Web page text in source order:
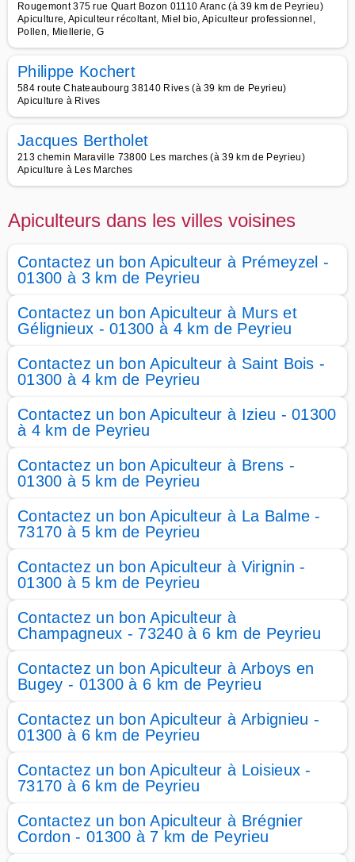
Rougemont 375 rue Quart Bozon 01110 Aranc (à 39 km de Peyrieu)
Apiculture, Apiculteur récoltant, Miel bio, Apiculteur professionnel,
Pollen, Miellerie, G
Philippe Kochert
584 route Chateaubourg 38140 Rives (à 39 km de Peyrieu)
Apiculture à Rives
Jacques Bertholet
213 chemin Maraville 73800 Les marches (à 39 km de Peyrieu)
Apiculture à Les Marches
Apiculteurs dans les villes voisines
Contactez un bon Apiculteur à Prémeyzel -
01300 à 3 km de Peyrieu
Contactez un bon Apiculteur à Murs et
Gélignieux - 01300 à 4 km de Peyrieu
Contactez un bon Apiculteur à Saint Bois -
01300 à 4 km de Peyrieu
Contactez un bon Apiculteur à Izieu - 01300
à 4 km de Peyrieu
Contactez un bon Apiculteur à Brens -
01300 à 5 km de Peyrieu
Contactez un bon Apiculteur à La Balme -
73170 à 5 km de Peyrieu
Contactez un bon Apiculteur à Virignin -
01300 à 5 km de Peyrieu
Contactez un bon Apiculteur à
Champagneux - 73240 à 6 km de Peyrieu
Contactez un bon Apiculteur à Arboys en
Bugey - 01300 à 6 km de Peyrieu
Contactez un bon Apiculteur à Arbignieu -
01300 à 6 km de Peyrieu
Contactez un bon Apiculteur à Loisieux -
73170 à 6 km de Peyrieu
Contactez un bon Apiculteur à Brégnier
Cordon - 01300 à 7 km de Peyrieu